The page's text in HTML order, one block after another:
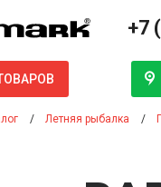
+7
Летняя рыбалка